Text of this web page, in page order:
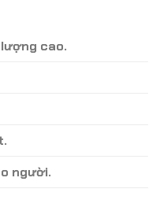
430.000 ₫.
cao.
người.